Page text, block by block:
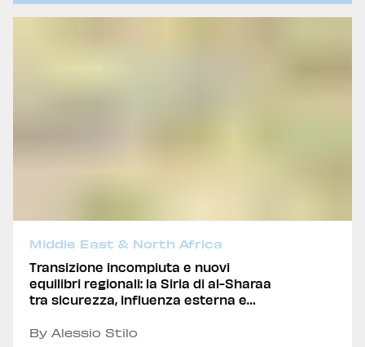
Middle East & North Africa
Transizione incompiuta e nuovi
equilibri regionali: la Siria di al-Sharaa
tra sicurezza, influenza esterna e
By Alessio Stilo